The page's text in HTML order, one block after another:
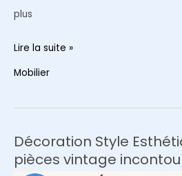
plus
Le
qui
réenchante
la
Lire la suite »
Mobilier
Décoration Style
pièces vintage